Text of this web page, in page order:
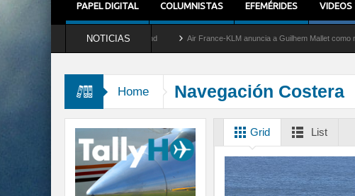
PAPEL DIGITAL COLUMNISTAS EFEMÉRIDES VIDEOS
NOTICIAS
del servicio al C-2 Greyhound Air France-KLM anuncia a Guilhem Mallet como nuevo
Home Navegación Costera
Grid List